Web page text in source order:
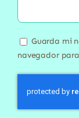
Guarda mi
navegador